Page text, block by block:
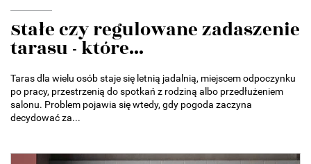
Stałe czy regulowane zadaszenie
tarasu - które...
Taras dla wielu osób staje się letnią jadalnią, miejscem odpoczynku
po pracy, przestrzenią do spotkań z rodziną albo przedłużeniem
salonu. Problem pojawia się wtedy, gdy pogoda zaczyna
decydować za...